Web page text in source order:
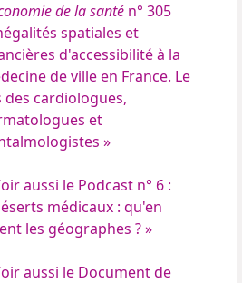
de la santé n° 305
spatiales et
d'accessibilité à la
de ville en France. Le
des cardiologues,
et
»
aussi le Podcast n° 6 :
médicaux : qu'en
les géographes ? »
aussi le Document de